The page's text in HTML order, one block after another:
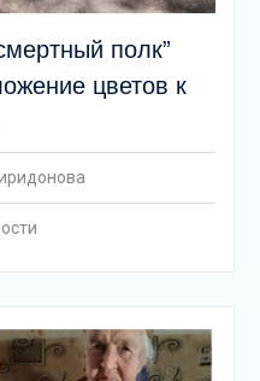
полк”
цветов к